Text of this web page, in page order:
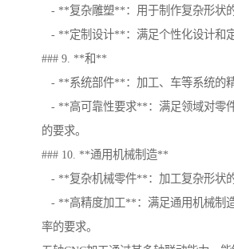
- **复杂雕塑**：用于制作复杂形状的
- **定制设计**：满足个性化设计和定
### 9. **和**
- **系统部件**：加工、车等系统的精
- **高可靠性要求**：满足领域对零
的要求。
### 10. **通用机械制造**
- **复杂机械零件**：加工复杂形状的
- **高精度加工**：满足通用机械制
率的要求。